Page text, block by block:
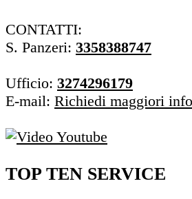
CONTATTI:
S. Panzeri: 3358388747
Ufficio: 3274296179
E-mail: Richiedi maggiori
TOP TEN SERVICE